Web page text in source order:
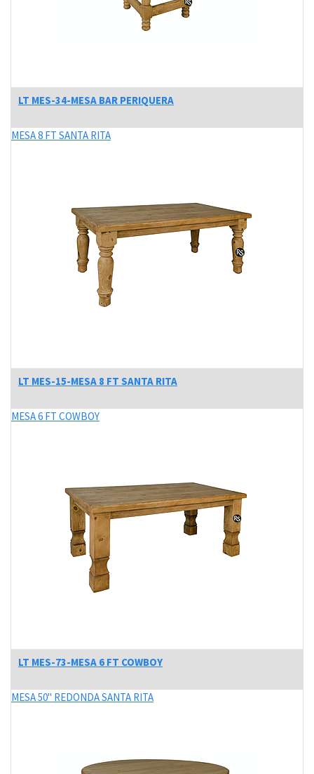
LT MES-34-MESA BAR PERIQUERA
MESA 8 FT SANTA RITA
LT MES-15-MESA 8 FT SANTA RITA
MESA 6 FT COWBOY
LT MES-73-MESA 6 FT COWBOY
MESA 50" REDONDA SANTA RITA